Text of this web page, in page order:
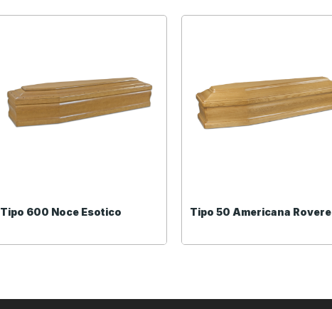
Tipo 600 Noce Esotico Tipo 50 Americana Rovere